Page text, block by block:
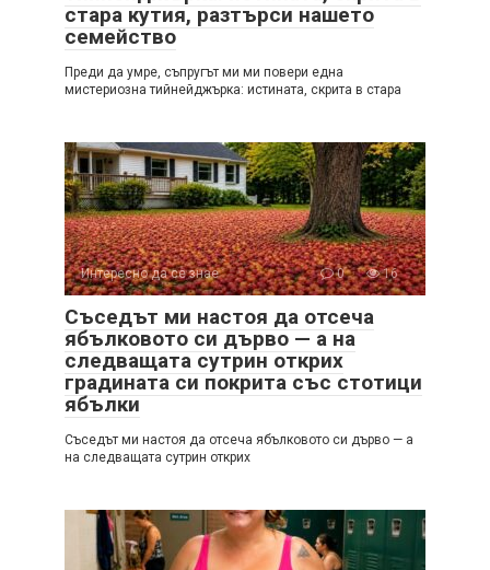
стара кутия, разтърси нашето
семейство
Преди да умре, съпругът ми ми повери една
мистериозна тийнейджърка: истината, скрита в стара
Интересно да се знае 0 16
Съседът ми настоя да отсеча
ябълковото си дърво — а на
следващата сутрин открих
градината си покрита със стотици
ябълки
Съседът ми настоя да отсеча ябълковото си дърво — а
на следващата сутрин открих